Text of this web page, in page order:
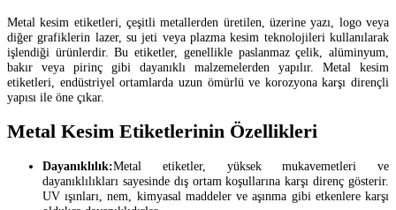
Metal kesim etiketleri, çeşitli metallerden üretilen, üzerine yazı, logo veya
diğer grafiklerin lazer, su jeti veya plazma kesim teknolojileri kullanılarak
işlendiği ürünlerdir. Bu etiketler, genellikle paslanmaz çelik, alüminyum,
bakır veya pirinç gibi dayanıklı malzemelerden yapılır. Metal kesim
etiketleri, endüstriyel ortamlarda uzun ömürlü ve korozyona karşı dirençli
yapısı ile öne çıkar.
Metal Kesim Etiketlerinin Özellikleri
Dayanıklılık:Metal etiketler, yüksek mukavemetleri ve
dayanıklılıkları sayesinde dış ortam koşullarına karşı direnç gösterir.
UV ışınları, nem, kimyasal maddeler ve aşınma gibi etkenlere karşı